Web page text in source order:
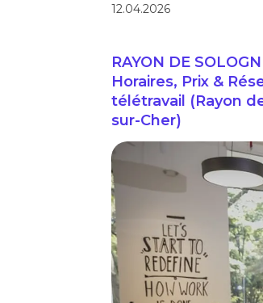
12.04.2026
RAYON DE
Horaires, Prix &
télétravail (Rayon
sur-Cher)